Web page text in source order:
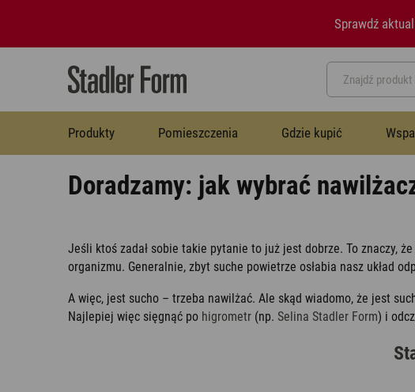
Sprawdź
Produkty Pomieszczenia Gdzie kupić
Osuszacze powietrza
Salon
Pokoje dziecięce
Blog
Kontakt
Zdjęcia
Osuszacze powietrza
Nawilżacze z funkcją oczyszczania
Doradzamy: jak wybrać
Jeśli ktoś zadał sobie takie pytanie to już jest dobrze. To znaczy,
organizmu. Generalnie, zbyt suche powietrze osłabia nasz układ
A więc, jest sucho – trzeba nawilżać. Ale skąd wiadomo, że jest
Najlepiej więc sięgnąć po higrometr (np. Selina Stadler Form) i